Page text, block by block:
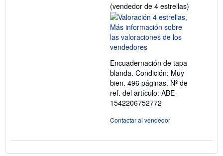
(vendedor de 4 estrellas)
Encuadernación de tapa
blanda. Condición: Muy
bien. 496 páginas. Nº de
ref. del artículo: ABE-
1542206752772
Contactar al vendedor